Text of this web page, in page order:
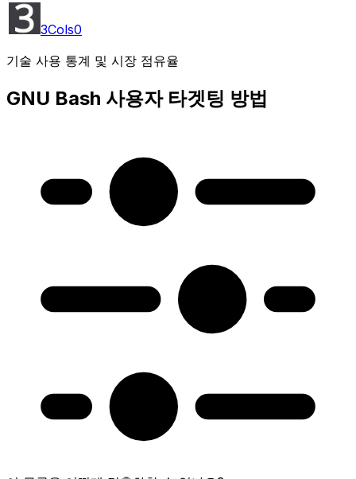
3Cols0
기술 사용 통계 및 시장 점유율
GNU Bash 사용자 타겟팅 방법